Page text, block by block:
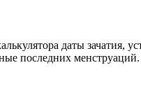
даты зачатия,
последних менструаций.